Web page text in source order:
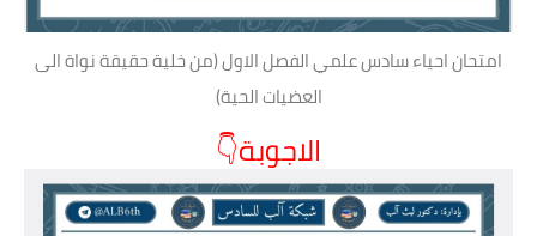
امتحان احياء سادس علمي الفصل الاول (من خلية حقيقة نواة الى
العضيات الحية)
الاجوبة👇